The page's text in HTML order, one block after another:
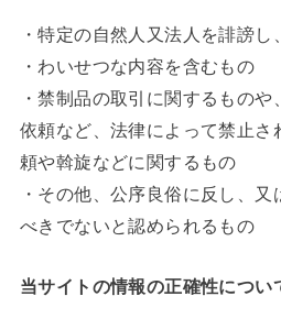
・特定の自然人又法人を誹謗
・わいせつな内容を含むもの
・禁制品の取引に関するもの
依頼など、法律によって禁止さ
頼や斡旋などに関するもの
・その他、公序良俗に反し、
べきでないと認められるもの
当サイトの情報の正確性につい